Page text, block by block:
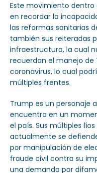
Este movimiento dentro
en recordar la
las reformas sanitarias
también sus reiteradas
infraestructura, la cual
recuerdan el manejo
coronavirus, lo cual
múltiples frentes.
Trump es un personaje
encuentra en un
el país. Sus múltiples
actualmente se
por manipulación de
fraude civil contra su
una demanda por